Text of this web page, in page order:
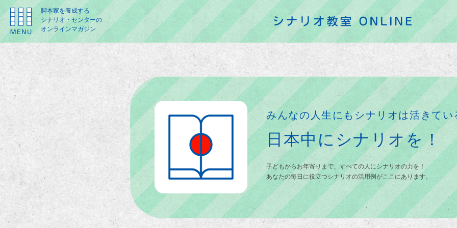
脚本家を養成する
シナリオ・センターの
オンラインマガジン
みんなの人生にもシナリオは活きてい
日本中にシナリオを！
子どもからお年寄りまで、すべての人にシナリオの力を！
あなたの毎日に役立つシナリオの活用例がここにあります。